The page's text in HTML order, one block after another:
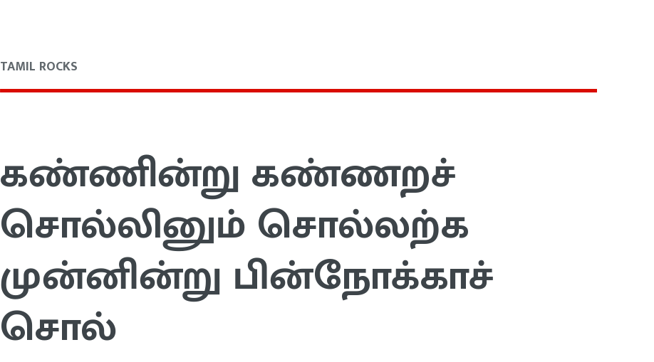
TAMIL ROCKS
கண்ணின்று கண்ணறச்
சொல்லினும் சொல்லற்க
முன்னின்று பின்நோக்காச்
சொல்